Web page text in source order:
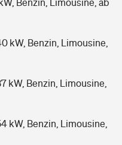
Benzin, Limousine, ab
kW, Benzin, Limousine,
kW, Benzin, Limousine,
kW, Benzin, Limousine,